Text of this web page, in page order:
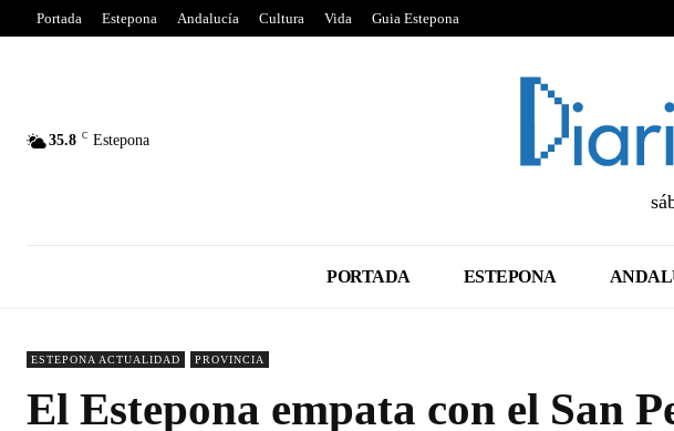
Portada Estepona Andalucía Cultura Vida Guia Estepona
35.8 C Estepona
PORTADA ESTEPONA
ESTEPONA ACTUALIDAD PROVINCIA
El Estepona empata con el San